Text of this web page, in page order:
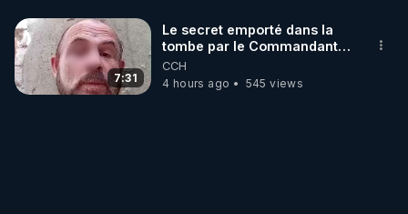
7:31
Le secret emporté dans la
tombe par le Commandant
Cousteau le 25 juin 1997
CCH
4 hours ago
545 views